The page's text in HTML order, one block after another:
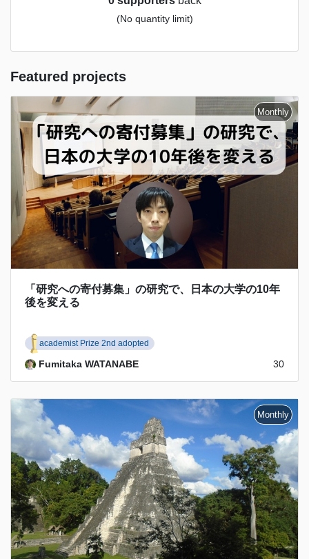
(No quantity limit)
Featured projects
「研究への寄付募集」の研究で、日本の大学の10年
後を変える
academist Prize 2nd adopted
Fumitaka WATANABE 30